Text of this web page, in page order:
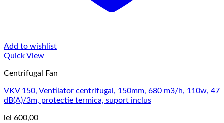
Add to wishlist
Quick View
Centrifugal Fan
VKV 150, Ventilator centrifugal, 150mm, 680 m3/h, 110w, 47
dB(A)/3m, protectie termica, suport inclus
lei 600,00